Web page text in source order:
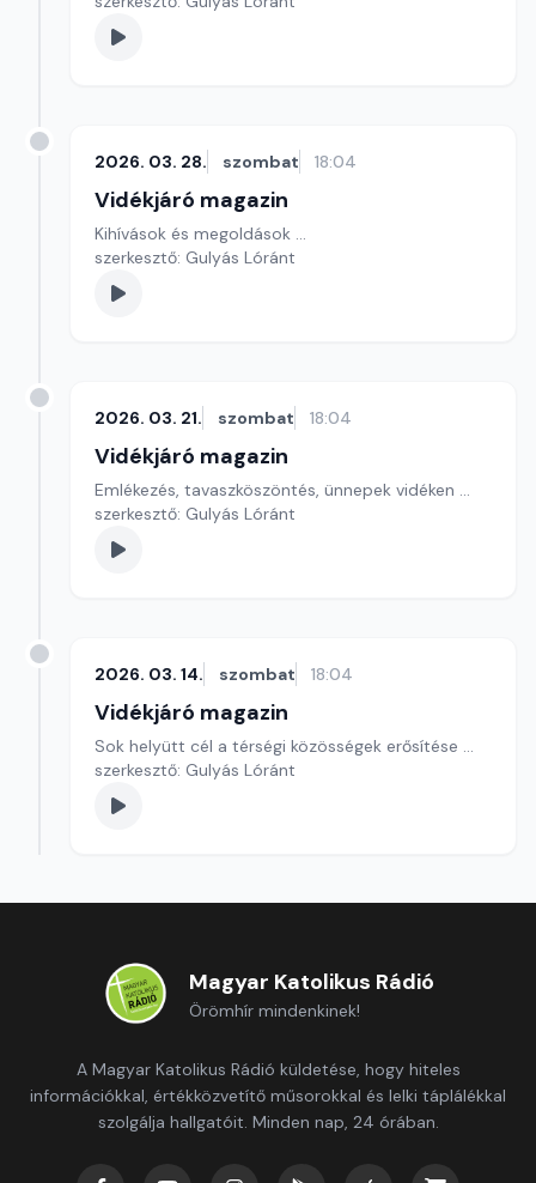
2026. 03. 28. szombat 18:04
Vidékjáró magazin
Kihívások és megoldások ...
szerkesztő: Gulyás Lóránt
2026. 03. 21. szombat 18:04
Vidékjáró magazin
Emlékezés, tavaszköszöntés, ünnepek vidéken ...
szerkesztő: Gulyás Lóránt
2026. 03. 14. szombat 18:04
Vidékjáró magazin
Sok helyütt cél a térségi közösségek erősítése ...
szerkesztő: Gulyás Lóránt
Magyar Katolikus Rádió
Örömhír mindenkinek!
A Magyar Katolikus Rádió küldetése, hogy hiteles
információkkal, értékközvetítő műsorokkal és lelki táplálékkal
szolgálja hallgatóit. Minden nap, 24 órában.